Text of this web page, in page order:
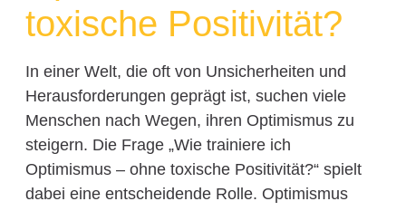
toxische Positivität?
In einer Welt, die oft von Unsicherheiten und
Herausforderungen geprägt ist, suchen viele
Menschen nach Wegen, ihren Optimismus zu
steigern. Die Frage „Wie trainiere ich
Optimismus – ohne toxische Positivität?“ spielt
dabei eine entscheidende Rolle. Optimismus